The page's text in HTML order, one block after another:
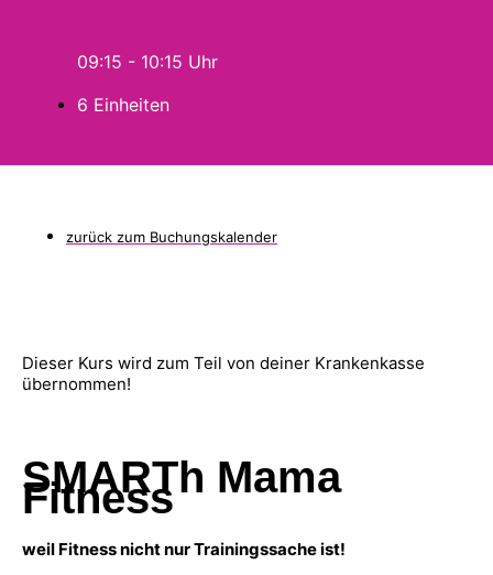
09:15 - 10:15
6 Einheiten
zurück zum Buchungskalender
Dieser Kurs wird zum Teil von deiner Krankenkasse
übernommen!
SMARTh Mama
Fitness
weil Fitness nicht nur Trainingssache ist!